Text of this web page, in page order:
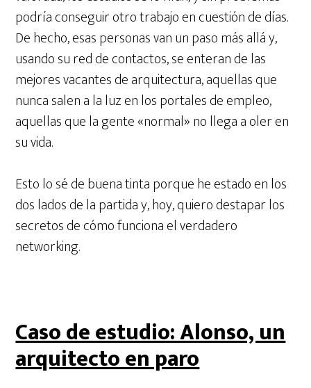
podría conseguir otro trabajo en cuestión de días.
De hecho, esas personas van un paso más allá y,
usando su red de contactos, se enteran de las
mejores vacantes de arquitectura, aquellas que
nunca salen a la luz en los portales de empleo,
aquellas que la gente «normal» no llega a oler en
su vida.
Esto lo sé de buena tinta porque he estado en los
dos lados de la partida y, hoy, quiero destapar los
secretos de cómo funciona el verdadero
networking.
Caso de estudio: Alonso, un
arquitecto en paro